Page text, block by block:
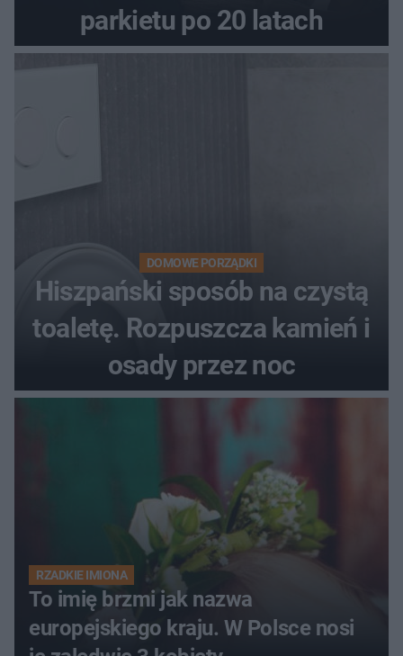
parkietu po 20 latach
DOMOWE PORZĄDKI
Hiszpański sposób na czystą
toaletę. Rozpuszcza kamień i
osady przez noc
RZADKIE IMIONA
To imię brzmi jak nazwa
europejskiego kraju. W Polsce nosi